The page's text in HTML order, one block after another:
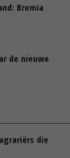
Bremia
de nieuwe
die